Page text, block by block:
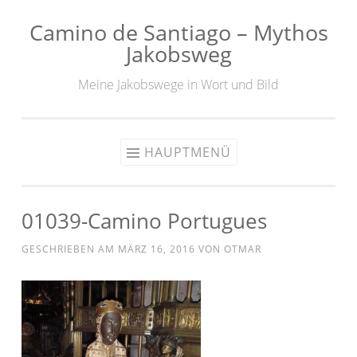
Zum
Camino de Santiago – Mythos
Jakobsweg
Meine Jakobswege in Wort und Bild
HAUPTMENÜ
01039-Camino Portugues
GESCHRIEBEN AM MÄRZ 16, 2016 VON OTMAR